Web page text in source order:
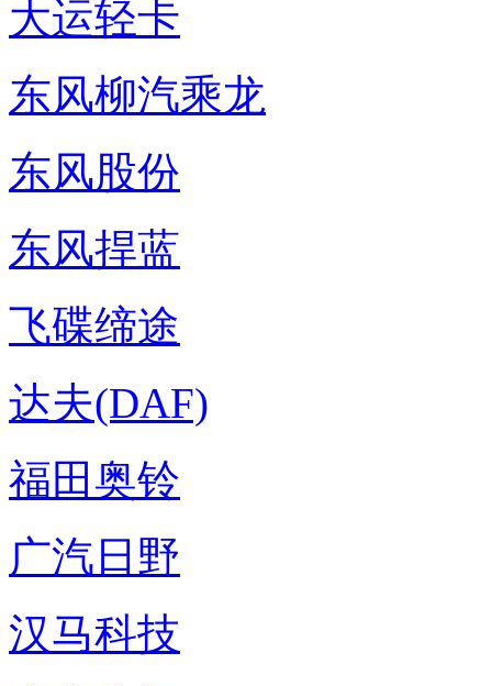
大运轻卡
东风柳汽乘龙
东风股份
东风捍蓝
飞碟缔途
达夫(DAF)
福田奥铃
广汽日野
汉马科技